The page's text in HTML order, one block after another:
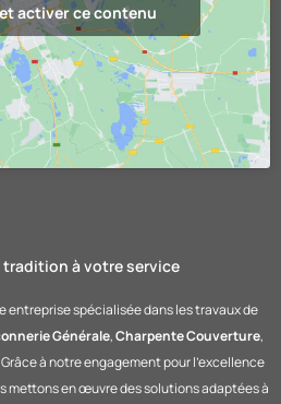
activer ce contenu
à votre service
entreprise spécialisée dans les travaux de
Générale,CharpenteCouverture,
Grâce à notre engagement pour l’excellence
mettons en œuvre des solutions adaptées à